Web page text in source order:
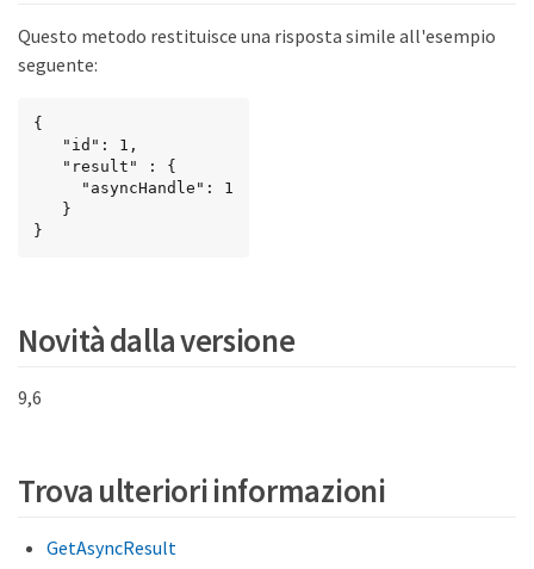
Questo metodo restituisce una risposta simile all'esempio
seguente:
{
}
Novità dalla versione
9,6
Trova ulteriori informazioni
GetAsyncResult